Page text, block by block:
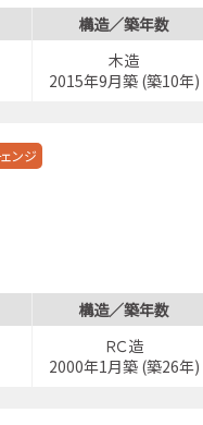
構造／築年数
木造
2015年9月築 (築10年)
ンジ
構造／築年数
ＲＣ造
2000年1月築 (築26年)